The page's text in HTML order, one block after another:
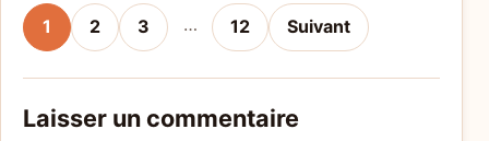
1 2 3 … 12 Suivant
Laisser un commentaire